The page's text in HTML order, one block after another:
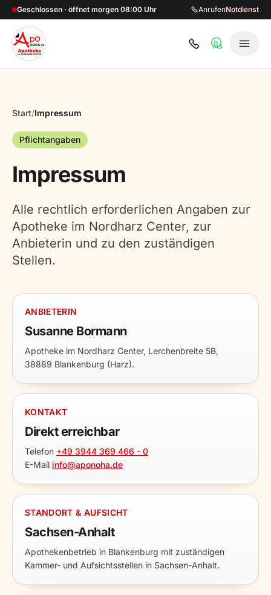
Zum Hauptinhalt springen
Geschlossen · öffnet morgen 08:00 Uhr AnrufenNotdienst
Start/Impressum
Pflichtangaben
Impressum
Alle rechtlich erforderlichen Angaben zur
Apotheke im Nordharz Center, zur
Anbieterin und zu den zuständigen
Stellen.
ANBIETERIN
Susanne Bormann
Apotheke im Nordharz Center, Lerchenbreite 5B,
38889 Blankenburg (Harz).
KONTAKT
Direkt erreichbar
Telefon +49 3944 369 466 - 0
E-Mail info@aponoha.de
STANDORT & AUFSICHT
Sachsen-Anhalt
Apothekenbetrieb in Blankenburg mit zuständigen
Kammer- und Aufsichtsstellen in Sachsen-Anhalt.